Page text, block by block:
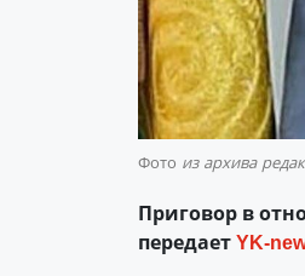
Фото из архива
Приговор в
передаетYK-